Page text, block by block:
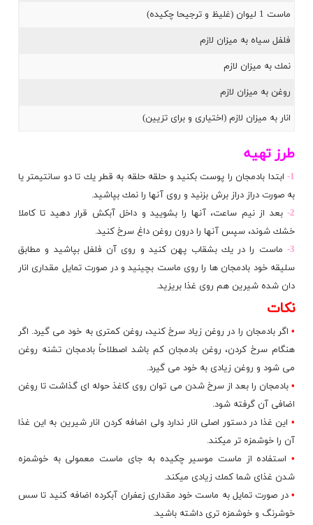
ماست 1 لیوان (غلیظ و ترجیحا چكیده)
فلفل سیاه به میزان لازم
نمك به میزان لازم
روغن به میزان لازم
انار به میزان لازم (اختیاری و برای تزیین)
طرز تهیه
1- ابتدا بادمجان را پوست بكنید و حلقه حلقه به قطر یك تا دو سانتیمتر یا
به صورت دراز دراز برش بزنید و روی آنها را نمك بپاشید.
2- بعد از نیم ساعت، آنها را بشویید و داخل آبكش قرار دهید تا كاملا
خشك شوند، سپس آنها را درون روغن داغ سرخ كنید.
3-
ماست را در یك بشقاب پهن كنید و روی آن فلفل بپاشید و مطابق
سلیقه خود بادمجان ها را روی ماست بچینید و در صورت تمایل مقداری انار
دان شده شیرین هم روی غذا بریزید.
نكات
• اگر بادمجان را در روغن زیاد سرخ كنید، روغن كمتری به خود می گیرد. اگر
هنگام سرخ كردن، روغن بادمجان كم باشد اصطلاحاً بادمجان تشنه روغن
می شود و روغن زیادی به خود می گیرد.
• بادمجان را بعد از سرخ شدن می توان روی كاغذ حوله ای گذاشت تا روغن
اضافی آن گرفته شود.
•این غذا در دستور اصلی انار ندارد ولی اضافه كردن انار شیرین به این غذا
آن را خوشمزه تر میكند.
• استفاده از ماست موسیر چكیده به جای ماست معمولی به خوشمزه
شدن غذای شما كمك زیادی میكند.
• در صورت تمایل به ماست خود مقداری زعفران آبكرده اضافه كنید تا سس
خوشرنگ و خوشمزه تری داشته باشید.